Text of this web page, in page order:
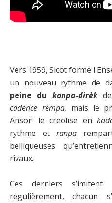
Vers 1959, Sicot forme
un nouveau rythme de
peine du konpa-dirèkde
cadence rempa, mais le
Anson le créolise en
rythme et ranpa
belliqueuses
rivaux.
Ces derniers s’imitent
régulièrement, chacun